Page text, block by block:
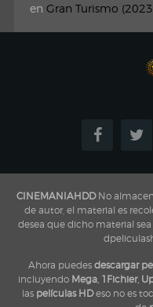
en Gran Turismo
CINEMANIAHDDNo
de autor, el material es
desea que dicho material
Ahora puedes descargar
incluyendo Mega, 1Fichier,
las películas HDeso no es